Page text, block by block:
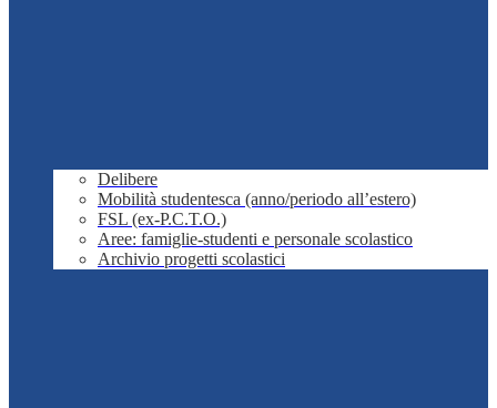
Delibere
Mobilità studentesca (anno/periodo all’estero)
FSL (ex-P.C.T.O.)
Aree: famiglie-studenti e personale scolastico
Archivio progetti scolastici